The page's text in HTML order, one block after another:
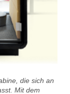
die sich an
Mit dem